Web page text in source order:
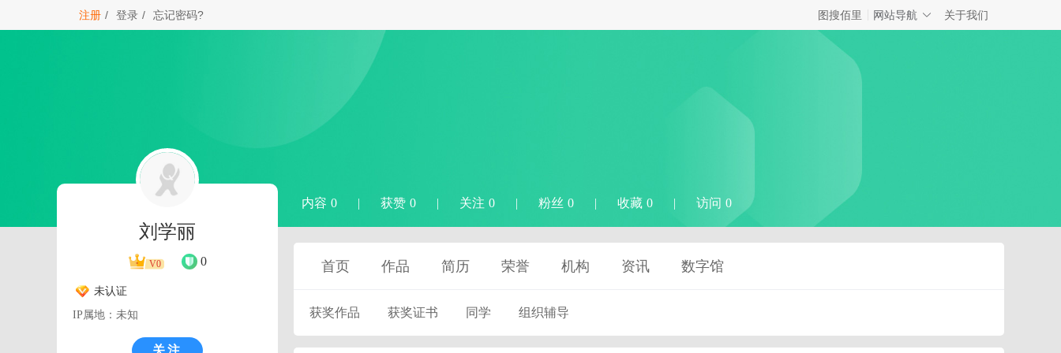
注册 / 登录 / 忘记密码? 图搜佰里 网站导航 关于我们
刘学丽
V0 0
未认证
IP属地：未知
关注
内容 0 | 获赞 0 | 关注 0 | 粉丝 0 | 收藏 0 | 访问 0
首页 作品 简历 荣誉 机构 资讯 数字馆
获奖作品 获奖证书 同学 组织辅导